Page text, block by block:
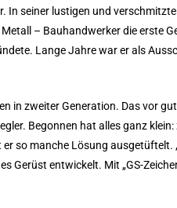
seiner lustigen und
– Bauhandwerker die erste
Lange Jahre war er als
in zweiter Generation. Das vor
Begonnen hat alles ganz
so manche Lösung ausgetüftelt.
Gerüst entwickelt. Mit „GS-